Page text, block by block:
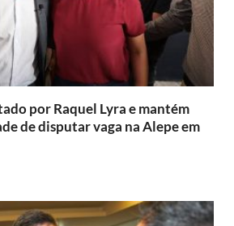
por Raquel Lyra e mantém
de disputar vaga na Alepe em